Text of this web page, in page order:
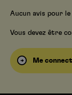
Aucun avis pour
Vous devez être
Me